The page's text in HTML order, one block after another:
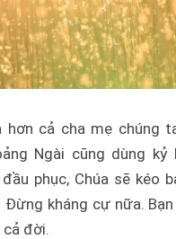
hơn cả cha mẹ chúng
Ngài cũng dùng
phục, Chúa sẽ kéo
Đừng kháng cự nữa.
đời.